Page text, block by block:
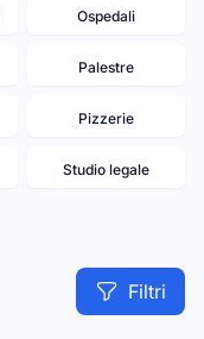
Ospedali
Palestre
Pizzerie
Studio legale
Filtri